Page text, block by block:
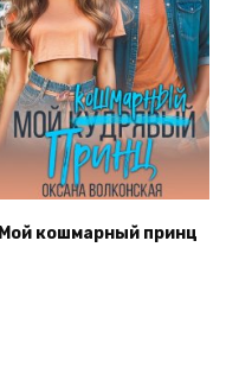
Мой кошмарный принц